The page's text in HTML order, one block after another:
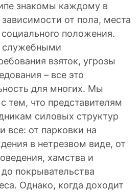
знакомы каждому в
от пола, места
положения.
служебными
взяток, угрозы
– все это
для многих. Мы
тем, что представителям
силовых структур
все: от парковки на
в нетрезвом виде, от
хамства и
покрывательства
Однако, когда доходит